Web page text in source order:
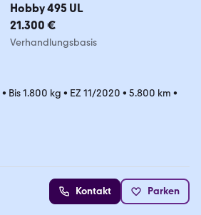
Hobby 495 UL
21.300 €
Verhandlungsbasis
• Bis 1.800 kg • EZ 11/2020 • 5.800 km •
Kontakt Parken